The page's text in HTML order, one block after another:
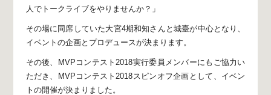
人でトークライブをやりませんか？」
その場に同席していた大宮4期和知さんと城臺が中心となり、
イベントの企画とプロデュースが決まります。
その後、MVPコンテスト2018実行委員メンバーにもご協力い
ただき、
MVPコンテスト2018スピンオフ企画として、 イベン
トの開催が決まりました。